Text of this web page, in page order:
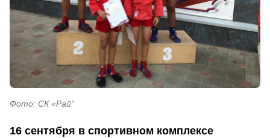
Фото: СК «Рай"
16 сентября в спортивном комплексе